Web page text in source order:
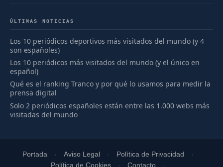
ÚLTIMAS NOTICIAS
Los 10 periódicos deportivos más visitados del mundo (y 4
son españoles)
Los 10 periódicos más visitados del mundo (y el único en
español)
Qué es el ranking Tranco y por qué lo usamos para medir la
prensa digital
Solo 2 periódicos españoles están entre las 1.000 webs más
visitadas del mundo
Portada Aviso Legal
Política de Privacidad
Política de Cookies
Contacto